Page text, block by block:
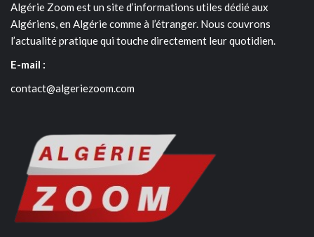
Algérie Zoom est un site d’informations utiles dédié aux
Algériens, en Algérie comme à l’étranger. Nous couvrons
l’actualité pratique qui touche directement leur quotidien.
E-mail :
contact@algeriezoom.com